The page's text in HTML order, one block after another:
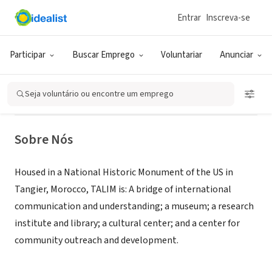
Participar Buscar Emprego Voluntariar Anunciar
Entrar Inscreva-se
Seja voluntário ou encontre um emprego
ONG (SETOR SOCIAL)
Tangier American Legation
Institute in Morocco
Tangier, XA, Marrocos|www.legation.org
Sobre Nós
Housed in a National Historic Monument of the US in
Tangier, Morocco, TALIM is: A bridge of international
communication and understanding; a museum; a research
institute and library; a cultural center; and a center for
community outreach and development.